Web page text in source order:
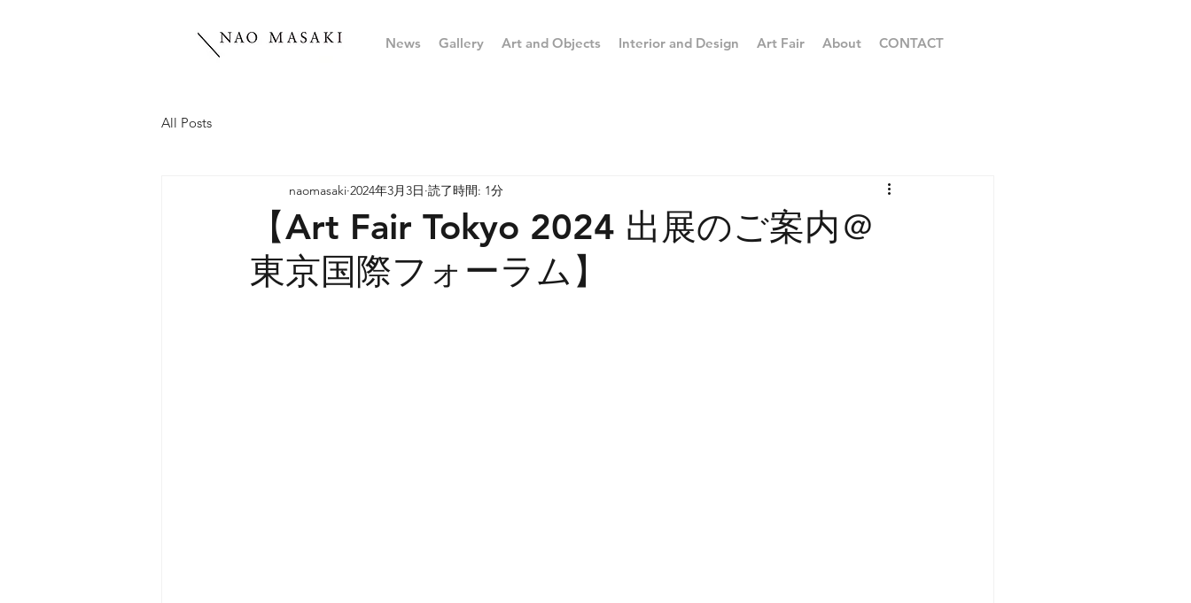
News Gallery Art and Objects Interior and Design Art Fair About CONTACT
All Posts
【Art Fair Tokyo 2024 出展のご案内＠
東京国際フォーラム】
naomasaki 2024年3月3日 読了時間: 1分